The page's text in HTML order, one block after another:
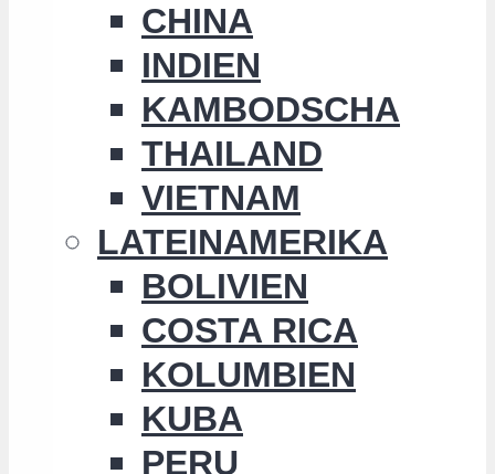
CHINA
INDIEN
KAMBODSCHA
THAILAND
VIETNAM
LATEINAMERIKA
BOLIVIEN
COSTA RICA
KOLUMBIEN
KUBA
PERU